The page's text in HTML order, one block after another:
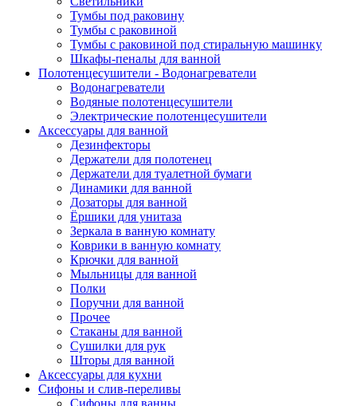
Тумбы под раковину
Тумбы с раковиной
Тумбы с раковиной под стиральную машинку
Шкафы-пеналы для ванной
Полотенцесушители - Водонагреватели
Водонагреватели
Водяные полотенцесушители
Электрические полотенцесушители
Аксессуары для ванной
Дезинфекторы
Держатели для полотенец
Держатели для туалетной бумаги
Динамики для ванной
Дозаторы для ванной
Ёршики для унитаза
Зеркала в ванную комнату
Коврики в ванную комнату
Крючки для ванной
Мыльницы для ванной
Полки
Поручни для ванной
Прочее
Стаканы для ванной
Сушилки для рук
Шторы для ванной
Аксессуары для кухни
Сифоны и слив-переливы
Сифоны для ванны